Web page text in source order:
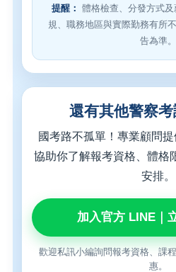
提醒： 體格檢查、分發方式
規、職務地區與實際勤務有所
告為準。
還有其他警察考
國考路不孤單！專業顧問提
協助你了解報考資格、體格
安排。
加入官方 LINE｜
歡迎私訊小編詢問報考資格、課
惠。